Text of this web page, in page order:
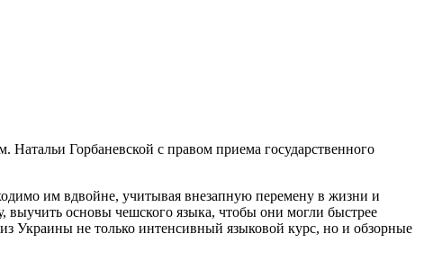
Горбаневской с правом приема государственного
им вдвойне, учитывая внезапную перемену в жизни и
основы чешского языка, чтобы они могли быстрее
Украины не только интенсивный языковой курс, но и обзорные